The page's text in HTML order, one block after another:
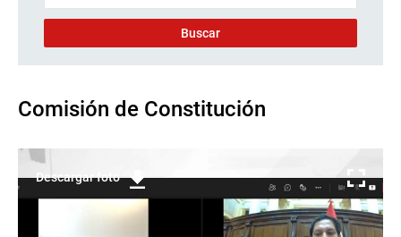
Comisión de Constitución
Descargar foto